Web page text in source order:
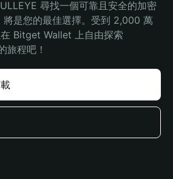
尋找一個可靠且安全的加密
是您的最佳選擇。受到 2,000 萬
Bitget Wallet 上自由探索
旅程吧！